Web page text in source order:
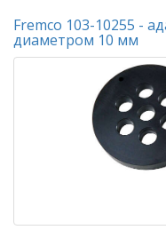
Fremco 103-10255 -
диаметром 10 мм